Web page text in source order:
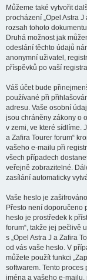
Můžeme také vytvořit
procházení „Opel Astra
rozsah tohoto
Druhá možnost jak
odeslání těchto údajů
anonymní uživatel,
příspěvků po vaší
Váš účet bude
používané při
adresu. Vaše osobní
jsou chráněny zákony o
v zemi, ve které sídlíme.
a Zafira Tourer forum“
vašeho e-mailu při
všech případech
veřejně zobrazitelné.
zasílání automaticky
Vaše heslo je
Přesto není doporučeno
heslo je prostředek k
forum“, takže jej pečlivě
s „Opel Astra J a Zafira
od vás vaše heslo. V
můžete použít funkci
softwarem. Tento
jména a vašeho e-